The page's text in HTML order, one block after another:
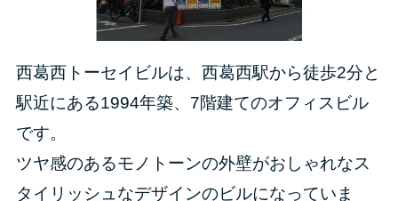
西葛西トーセイビルは、西葛西駅から徒歩2分と
駅近にある1994年築、7階建てのオフィスビル
です。
ツヤ感のあるモノトーンの外壁がおしゃれなス
タイリッシュなデザインのビルになっていま